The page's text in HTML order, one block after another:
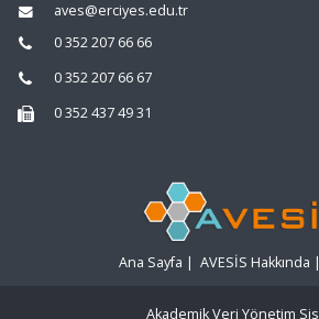
aves@erciyes.edu.tr
0 352 207 66 66
0 352 207 66 67
0 352 437 49 31
Ana Sayfa | AVESİS Hakkında |
Akademik Veri Yönetim